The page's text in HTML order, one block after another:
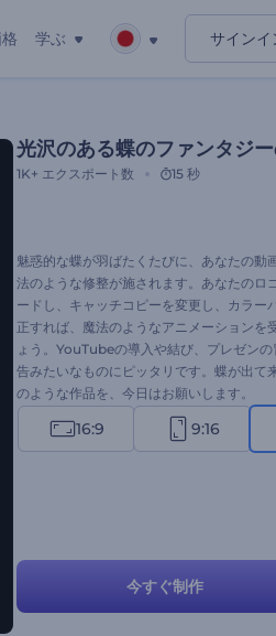
学ぶ サインイ
光沢のある蝶のファンタジ
1K+ エクスポート数 15 秒
魅惑的な蝶が羽ばたくたびに、あなたの動
法のような修整が施されます。あなたのロ
ードし、キャッチコピーを変更し、カラー
正すれば、魔法のようなアニメーションを
ょう。YouTubeの導入や結び、プレゼンの
告みたいなものにピッタリです。蝶が出て
のような作品を、今日はお願いします。
16:9 9:16
今すぐ制作